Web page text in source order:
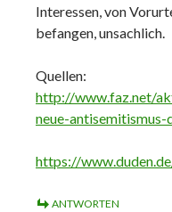
Interessen, von
befangen, unsachlich.
Quellen:
http://www.faz.net/
neue-
https://
ANTWORTEN